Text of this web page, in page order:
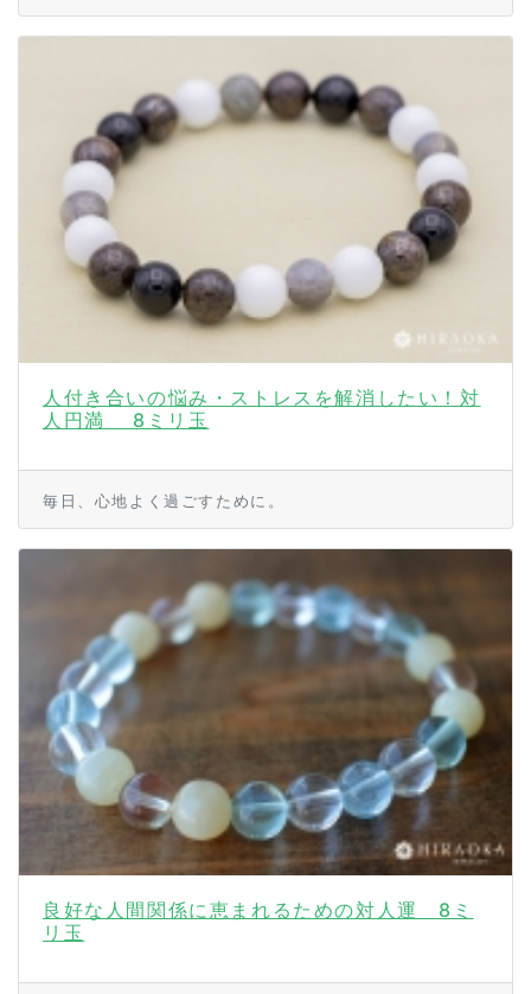
人付き合いの悩み・ストレスを解消したい！対
人円満 8ミリ玉
毎日、心地よく過ごすために。
良好な人間関係に恵まれるための対人運 8ミ
リ玉